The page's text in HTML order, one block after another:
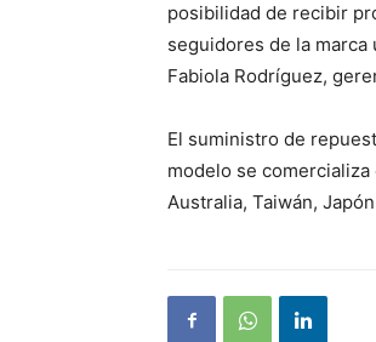
posibilidad de recibir
seguidores de la marca
Fabiola Rodríguez,
El suministro de
modelo se
Australia, Taiwán,